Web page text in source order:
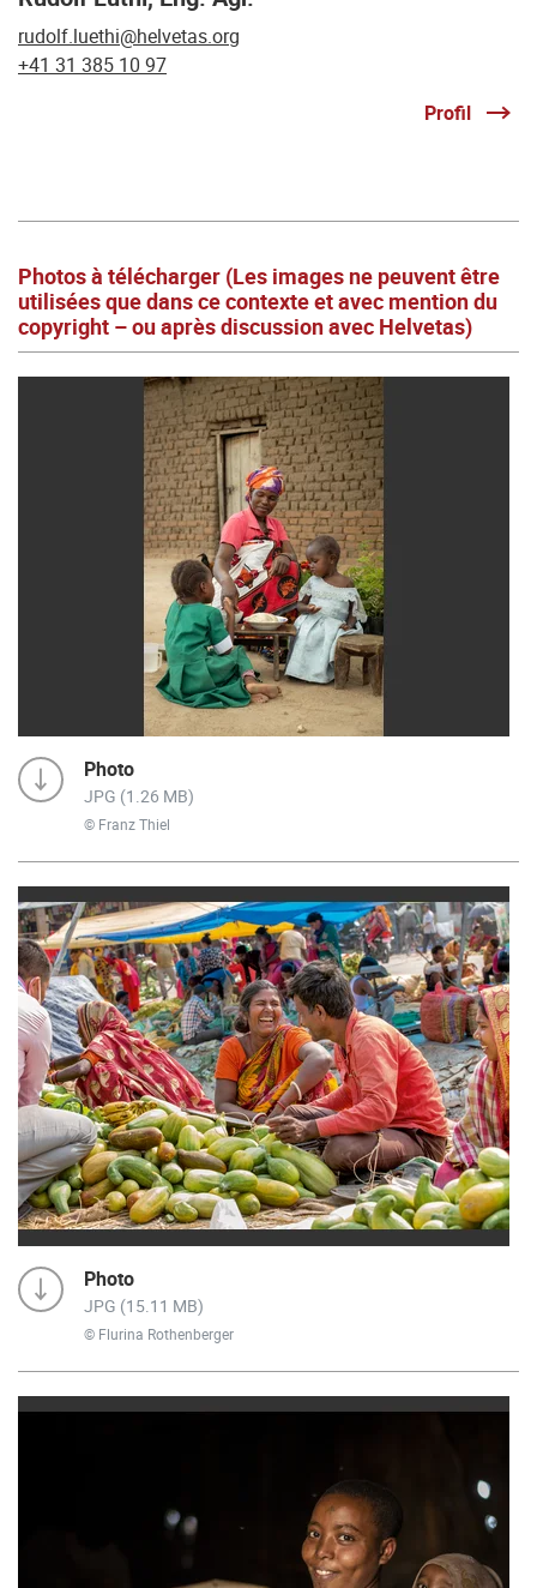
rudolf.luethi@helvetas.org
+41 31 385 10 97
Profil
Photos à télécharger (Les images ne peuvent être
utilisées que dans ce contexte et avec mention du
copyright – ou après discussion avec Helvetas)
Photo
JPG (1.26 MB)
© Franz Thiel
Photo
JPG (15.11 MB)
© Flurina Rothenberger